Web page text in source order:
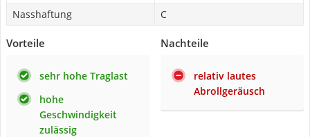
Nasshaftung
C
Vorteile
sehr hohe Traglast
hohe
Geschwindigkeit
zulässig
Nachteile
relativ lautes
Abrollgeräusch